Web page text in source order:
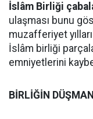
İslâm Birliği
ulaşması bunu
muzafferiyet
İslâm birliği
emniyetlerini
BİRLİĞİN